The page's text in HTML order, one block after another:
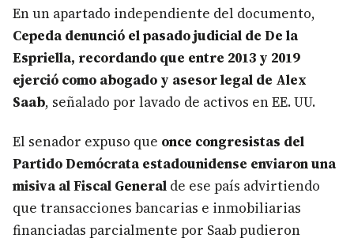
En un apartado independiente del documento,
Cepeda denunció el pasado judicial de De la
Espriella, recordando que entre 2013 y 2019
ejerció como abogado y asesor legal de Alex
Saab, señalado por lavado de activos en EE. UU.
El senador expuso que once congresistas del
Partido Demócrata estadounidense enviaron una
misiva al Fiscal General de ese país advirtiendo
que transacciones bancarias e inmobiliarias
financiadas parcialmente por Saab pudieron